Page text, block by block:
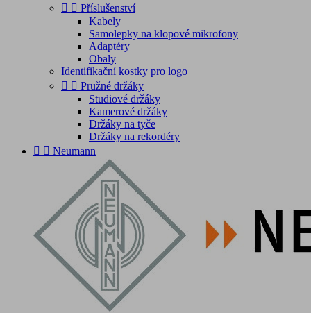
  Příslušenství
Kabely
Samolepky na klopové mikrofony
Adaptéry
Obaly
Identifikační kostky pro logo
  Pružné držáky
Studiové držáky
Kamerové držáky
Držáky na tyče
Držáky na rekordéry
  Neumann